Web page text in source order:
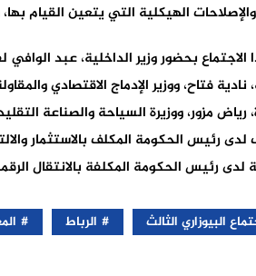
الهيكلية التي يتعين القيام
بحضور وزير الداخلية، عبد
نادية فتاح، ووزير الإدماج الاقتصادي
رياض مزور، ووزيرة السياحة والصناعة
لدى رئيس الحكومة المكلف بالاستثمار
لدى رئيس الحكومة المكلفة بالانتقال
البيوزاري الثالث الرباط